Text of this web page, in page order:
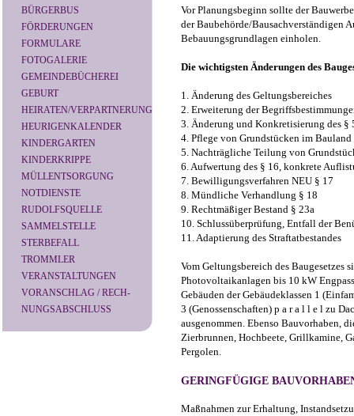
BÜRGERBUS
FÖRDERUNGEN
FORMULARE
FOTOGALERIE
GEMEINDEBÜCHEREI
GEBURT
HEIRATEN/VERPARTNERUNG
HEURIGENKALENDER
KINDERGARTEN
KINDERKRIPPE
MÜLLENTSORGUNG
NOTDIENSTE
RUDOLFSQUELLE
SAMMELSTELLE
STERBEFALL
TROMMLER
VERANSTALTUNGEN
VORANSCHLAG / RECH-
NUNGSABSCHLUSS
Vor Planungsbeginn sollte der
der Baubehörde/Bausachverständigen
Bebauungsgrundlagen einholen.
Die wichtigsten Änderungen des
1. Änderung des Geltungsbereiches
2. Erweiterung der
3. Änderung und Konkretisierung des §
4. Pflege von Grundstücken im Bauland
5. Nachträgliche Teilung von
6. Aufwertung des § 16, konkrete
7. Bewilligungsverfahren NEU § 17
8. Mündliche Verhandlung § 18
9. Rechtmäßiger Bestand § 23a
10. Schlussüberprüfung, Entfall der
11. Adaptierung des Straftatbestandes
Vom Geltungsbereich des Baugesetzes
Photovoltaikanlagen bis 10 kW
Gebäuden der Gebäudeklassen 1
3 (Genossenschaften) p a r a l l e l zu
ausgenommen. Ebenso Bauvorhaben,
Zierbrunnen, Hochbeete, Grillkamine,
Pergolen.
GERINGFÜGIGE
Maßnahmen zur Erhaltung,